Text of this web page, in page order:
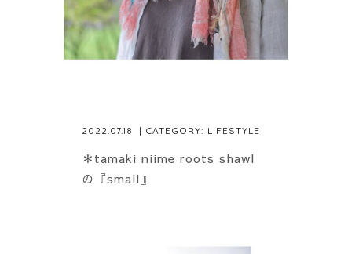
2022.07.18 | CATEGORY: LIFESTYLE
＊tamaki niime roots shawl
の『small』